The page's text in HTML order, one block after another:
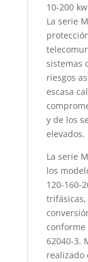
10-200 kw
La serie
sistemas
riesgos
escasa
y de los
elevados.
La serie
los
120-160-
conforme
62040-3.
realizado